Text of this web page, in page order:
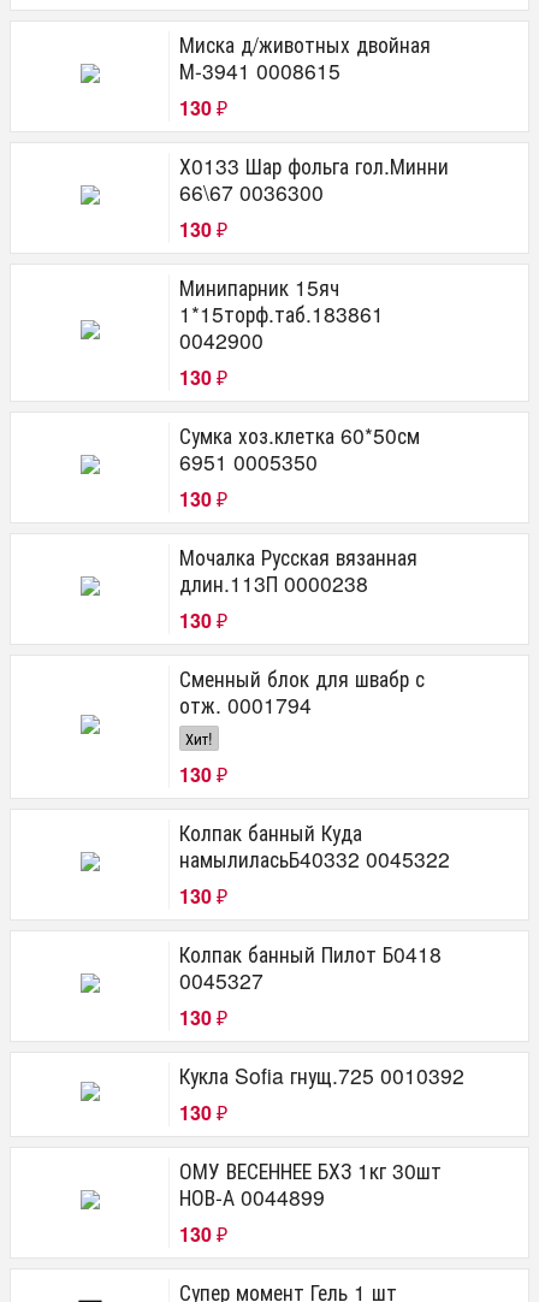
Миска д/животных двойная
М-3941 0008615
130 ₽
Х0133 Шар фольга гол.Минни
66\67 0036300
130 ₽
Минипарник 15яч
1*15торф.таб.183861
0042900
130 ₽
Сумка хоз.клетка 60*50см
6951 0005350
130 ₽
Мочалка Русская вязанная
длин.113П 0000238
130 ₽
Сменный блок для швабр с
отж. 0001794
Хит!
130 ₽
Колпак банный Куда
намылиласьБ40332 0045322
130 ₽
Колпак банный Пилот Б0418
0045327
130 ₽
Кукла Sofia гнущ.725 0010392
130 ₽
ОМУ ВЕСЕННЕЕ БХЗ 1кг 30шт
НОВ-А 0044899
130 ₽
Супер момент Гель 1 шт